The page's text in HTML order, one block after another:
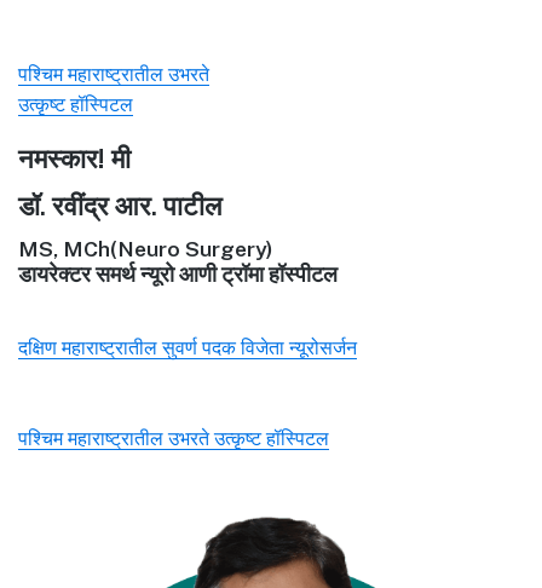
पश्चिम महाराष्ट्रातील उभरते
उत्कृष्ट हॉस्पिटल
नमस्कार! मी
डॉ. रवींद्र आर. पाटील
MS, MCh(Neuro Surgery)
डायरेक्टर समर्थ न्यूरो आणी ट्रॉमा हॉस्पीटल
दक्षिण महाराष्ट्रातील सुवर्ण पदक विजेता न्यूरोसर्जन
पश्चिम महाराष्ट्रातील उभरते उत्कृष्ट हॉस्पिटल